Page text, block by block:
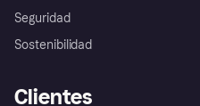
Seguridad
Sostenibilidad
Clientes